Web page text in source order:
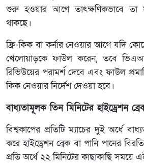
শুরু হওয়ার আগে তাৎক্ষণিকভাবে
থাকছে।
ফ্রি-কিক বা কর্নার নেওয়ার আগে যদি
খেলোয়াড়কে ফাউল করেন, তবে
রিভিউয়ের পরামর্শ দেবে এবং ফাউল
কিক নেওয়ার নির্দেশ দেওয়া হবে।
বাধ্যতামূলক তিন মিনিটের হাইড্রেশন
বিশ্বকাপের প্রতিটি ম্যাচের দুই অর্ধে
করে হাইড্রেশন ব্রেক বা পানি পানের
প্রতি অর্ধে ২২ মিনিটের কাছাকাছি সময়ে